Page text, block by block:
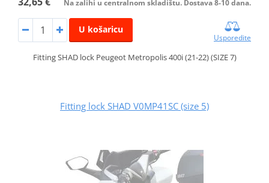
Na zalihi u centralnom skladištu. Dostava 8-10 dana.
U košaricu
Usporedite
Fitting SHAD lock Peugeot Metropolis 400i (21-22) (SIZE 7)
Fitting lock SHAD V0MP41SC (size 5)